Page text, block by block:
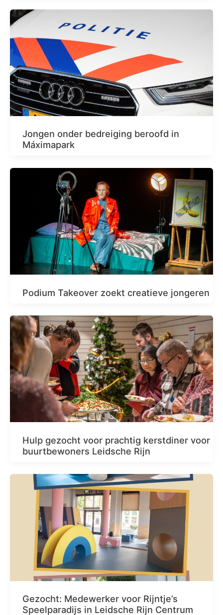
Jongen onder bedreiging beroofd in
Máximapark
Podium Takeover zoekt creatieve jongeren
Hulp gezocht voor prachtig kerstdiner voor
buurtbewoners Leidsche Rijn
Gezocht: Medewerker voor Rijntje’s
Speelparadijs in Leidsche Rijn Centrum